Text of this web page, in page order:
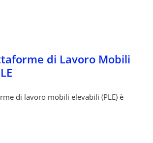
di Lavoro Mobili
di lavoro mobili elevabili (PLE) è